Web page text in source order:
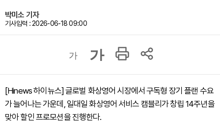
박미소 기자
기사입력 : 2026-06-18 09:00
가 가
[Hinews 하이뉴스] 글로벌 화상영어 시장에서 구독형 장기 플랜 수요
가 늘어나는 가운데, 일대일 화상영어 서비스 캠블리가 창립 14주년을
맞아 할인 프로모션을 진행한다.